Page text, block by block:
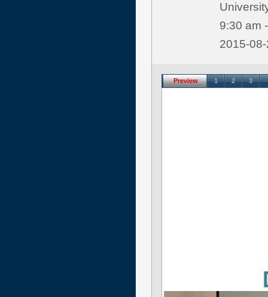
9:30 am
2015-
Preview 1 2 3